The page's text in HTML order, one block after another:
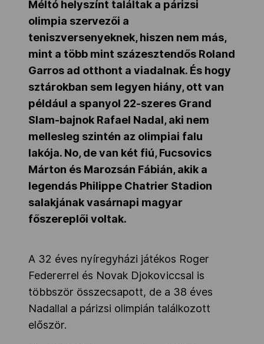
OVEP
Adatbank
Méltó helyszínt találtak a párizsi
olimpia szervezői a
teniszversenyeknek, hiszen nem más,
mint a több mint százesztendős Roland
Garros ad otthont a viadalnak. És hogy
sztárokban sem legyen hiány, ott van
például a spanyol 22-szeres Grand
Slam-bajnok Rafael Nadal, aki nem
mellesleg szintén az olimpiai falu
lakója. No, de van két fiú, Fucsovics
Márton és Marozsán Fábián, akik a
legendás Philippe Chatrier Stadion
salakjának vasárnapi magyar
főszereplői voltak.
A 32 éves nyíregyházi játékos Roger
Federerrel és Novak Djokoviccsal is
többször összecsapott, de a 38 éves
Nadallal a párizsi olimpián találkozott
először.